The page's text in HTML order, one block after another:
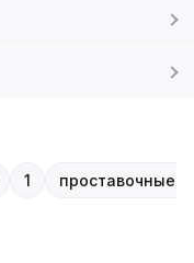
1 проставочные